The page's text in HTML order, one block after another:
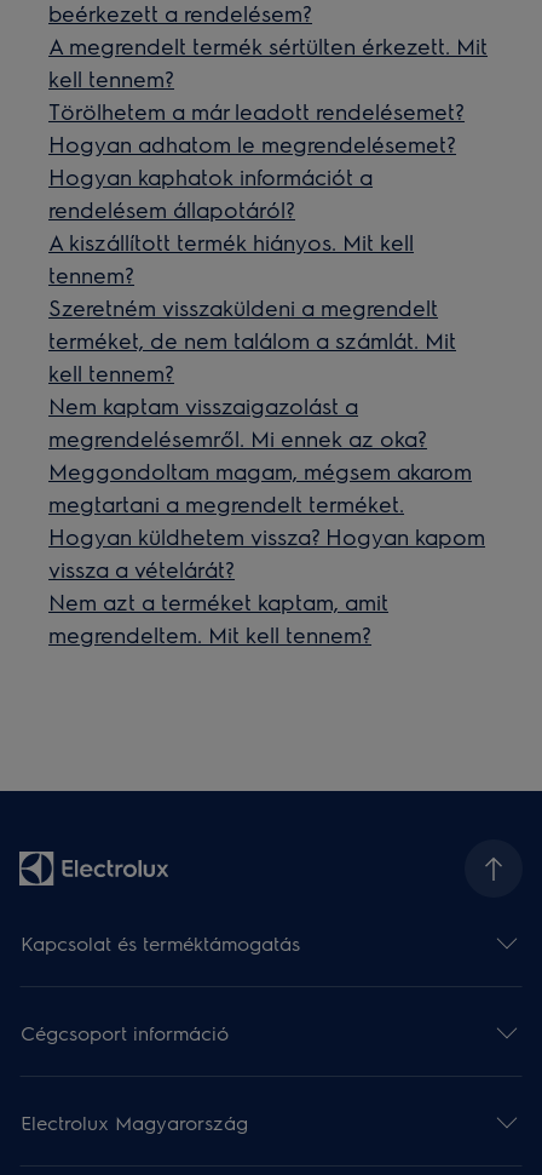
beérkezett a rendelésem?
A megrendelt termék sértülten érkezett. Mit
kell tennem?
Törölhetem a már leadott rendelésemet?
Hogyan adhatom le megrendelésemet?
Hogyan kaphatok információt a
rendelésem állapotáról?
A kiszállított termék hiányos. Mit kell
tennem?
Szeretném visszaküldeni a megrendelt
terméket, de nem találom a számlát. Mit
kell tennem?
Nem kaptam visszaigazolást a
megrendelésemről. Mi ennek az oka?
Meggondoltam magam, mégsem akarom
megtartani a megrendelt terméket.
Hogyan küldhetem vissza? Hogyan kapom
vissza a vételárát?
Nem azt a terméket kaptam, amit
megrendeltem. Mit kell tennem?
Kapcsolat és terméktámogatás
Cégcsoport információ
Electrolux Magyarország